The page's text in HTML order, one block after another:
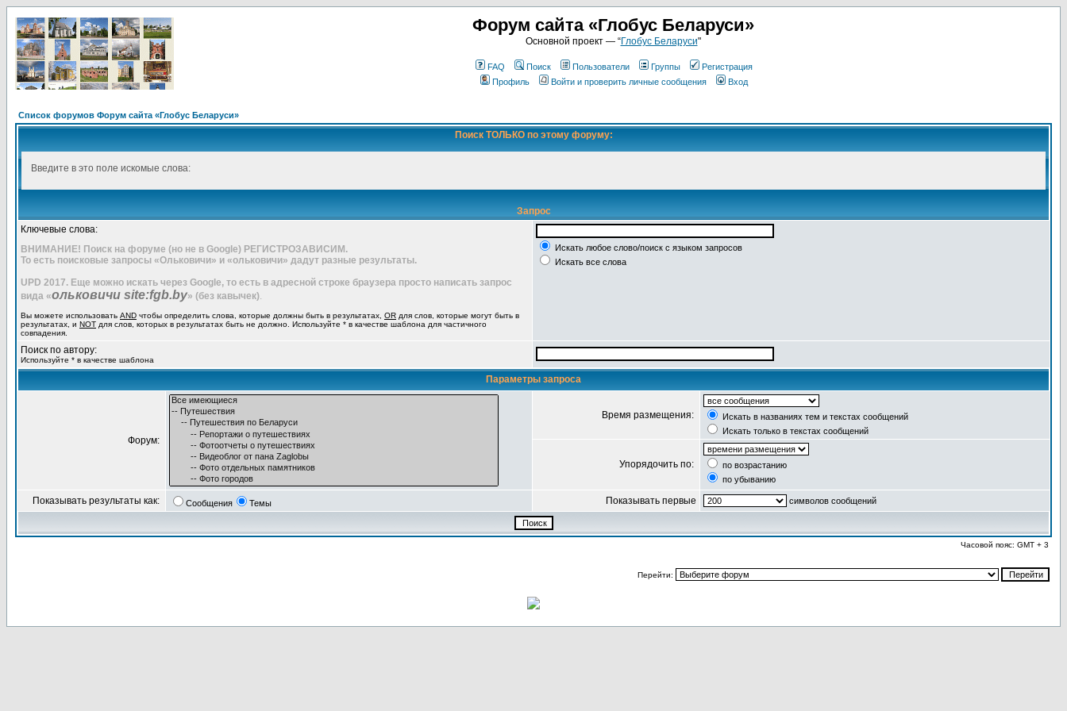
Форум сайта «Глобус Беларуси»
Основной проект — “Глобус Беларуси"
FAQ Поиск Пользователи Группы
Регистрация
Профиль
Войти и проверить личные сообщения Вход
Список форумов Форум сайта «Глобус Беларуси»
Поиск ТОЛЬКО по этому форуму:
Введите в это поле искомые слова:
Запрос
Ключевые слова:
ВНИМАНИЕ! Поиск на форуме (но не в Google) РЕГИСТРОЗАВИСИМ.
То есть поисковые запросы «Ольковичи» и «ольковичи» дадут разные результаты.
UPD 2017. Еще можно искать через Google, то есть в адресной строке браузера просто написать запрос
вида «ольковичи site:fgb.by» (без кавычек).
Вы можете использовать AND чтобы определить слова, которые должны быть в результатах, OR для слов, которые могут быть в
результатах, и NOT для слов, которых в результатах быть не должно. Используйте * в качестве шаблона для частичного
совпадения.
Искать любое слово/поиск с языком запросов
Искать все слова
Поиск по автору:
Используйте * в качестве шаблона
Параметры запроса
Форум:
Время размещения:
Искать в названиях тем и текстах сообщений
Искать только в текстах сообщений
Упорядочить по:
по возрастанию
по убыванию
Показывать результаты как: Сообщения Темы Показывать первые символов сообщений
Часовой пояс: GMT + 3
Перейти: